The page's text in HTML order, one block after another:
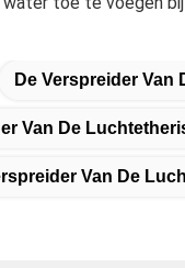
De Verspreider Van
Van De
Van De